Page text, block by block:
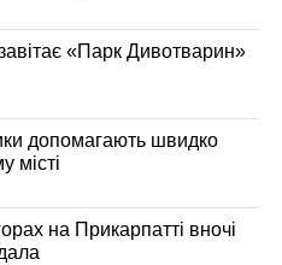
«Парк Дивотварин»
допомагають швидко
місті
на Прикарпатті вночі